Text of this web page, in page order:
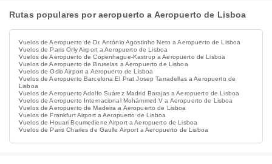
Rutas populares por aeropuerto a Aeropuerto de Lisboa
Vuelos de Aeropuerto de Dr. António Agostinho Neto a Aeropuerto de Lisboa
Vuelos de Paris Orly Airport a Aeropuerto de Lisboa
Vuelos de Aeropuerto de Copenhague-Kastrup a Aeropuerto de Lisboa
Vuelos de Aeropuerto de Bruselas a Aeropuerto de Lisboa
Vuelos de Oslo Airport a Aeropuerto de Lisboa
Vuelos de Aeropuerto Barcelona El Prat Josep Tarradellas a Aeropuerto de
Lisboa
Vuelos de Aeropuerto Adolfo Suárez Madrid Barajas a Aeropuerto de Lisboa
Vuelos de Aeropuerto Internacional Mohámmed V a Aeropuerto de Lisboa
Vuelos de Aeropuerto de Madeira a Aeropuerto de Lisboa
Vuelos de Frankfurt Airport a Aeropuerto de Lisboa
Vuelos de Houari Boumediene Airport a Aeropuerto de Lisboa
Vuelos de Paris Charles de Gaulle Airport a Aeropuerto de Lisboa